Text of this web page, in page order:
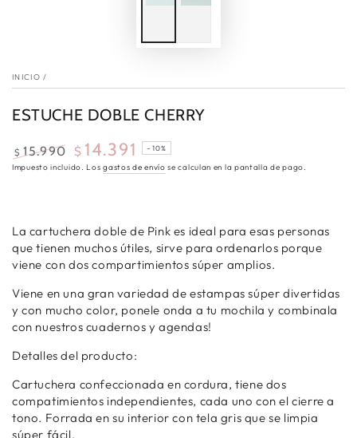
INICIO /
ESTUCHE DOBLE CHERRY
Precio
$ 15.990
Precio
$ 14.391 –10%
Impuesto incluido. Losgastos de envío se calculan en la pantalla de pago.
La cartuchera doble de Pink es ideal para esas personas
que tienen muchos útiles, sirve para ordenarlos porque
viene con dos compartimientos súper amplios.
Viene en una gran variedad de estampas súper divertidas
y con mucho color, ponele onda a tu mochila y combinala
con nuestros cuadernos y agendas!
Detalles del producto:
Cartuchera confeccionada en cordura, tiene dos
compatimientos independientes, cada uno con el cierre a
tono. Forrada en su interior con tela gris que se limpia
súper fácil.